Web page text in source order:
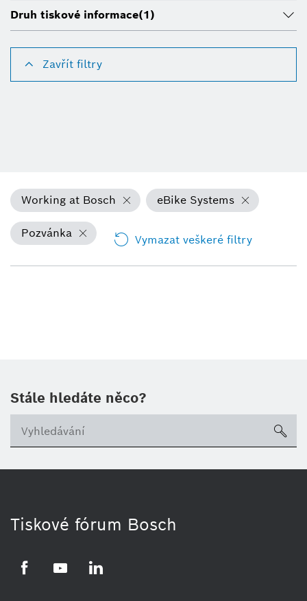
Druh tiskové informace(1)
Zavřít filtry
Working at Bosch eBike Systems
Pozvánka Vymazat veškeré filtry
Stále hledáte něco?
Tiskové fórum Bosch